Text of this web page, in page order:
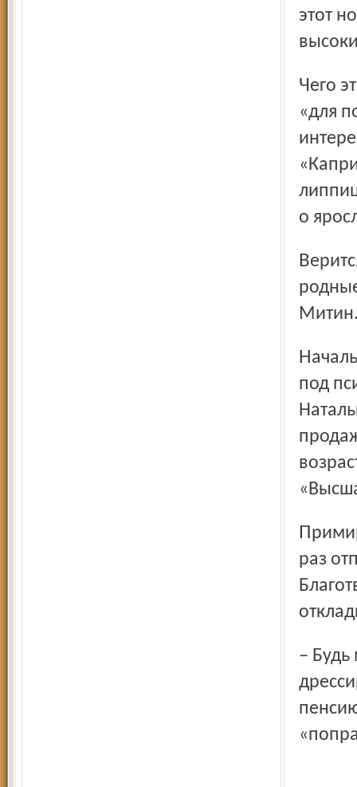
этот
Чего это ей стоило, поведал столичный глянцевый журнал
«для
о
Верится, что дрессировщица не уступит, кони ей как
Начальник зооветотдела соглашается передать лошадей
под
Примириться с этим Наталья никак не может. В очередной
раз
– Будь моя воля, – в сердцах выдала перед отъездом